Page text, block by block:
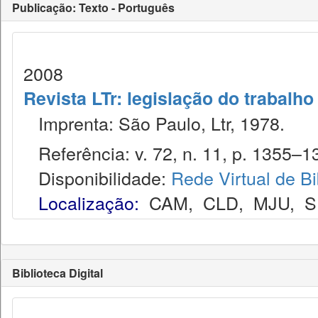
Publicação: Texto - Português
2008
Revista LTr: legislação do trabalho
Imprenta: São Paulo, Ltr, 1978.
Referência: v. 72, n. 11, p.
Disponibilidade: Rede Virtual de
Localização: CAM, CLD, MJU,
Biblioteca Digital